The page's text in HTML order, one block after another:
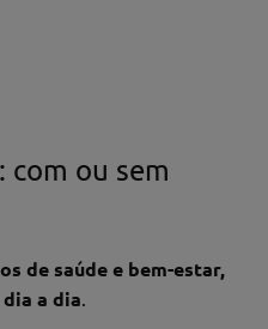
com ou sem
de saúde e bem-estar,
a dia.